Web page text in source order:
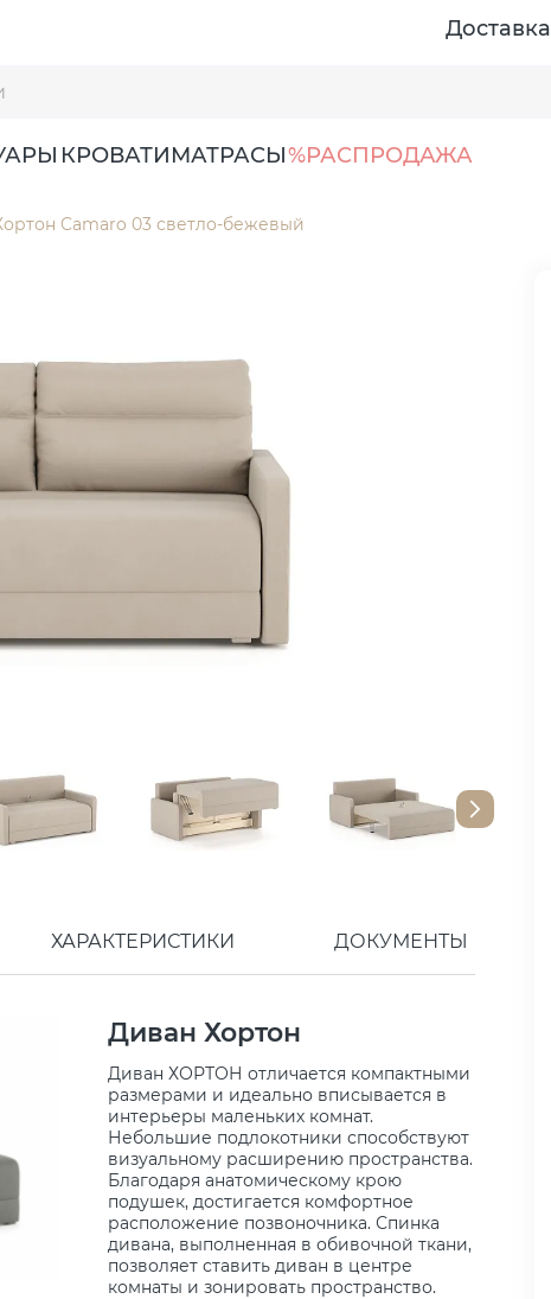
Доставка
КРОВАТИМАТРАСЫ%РАСПРОДАЖА
Camaro 03 светло-бежевый
ХАРАКТЕРИСТИКИ ДОКУМЕНТЫ
Диван Хортон
Диван ХОРТОН отличается компактными
размерами и идеально вписывается в
интерьеры маленьких комнат.
Небольшие подлокотники способствуют
визуальному расширению пространства.
Благодаря анатомическому крою
подушек, достигается комфортное
расположение позвоночника. Спинка
дивана, выполненная в обивочной ткани,
позволяет ставить диван в центре
комнаты и зонировать пространство.